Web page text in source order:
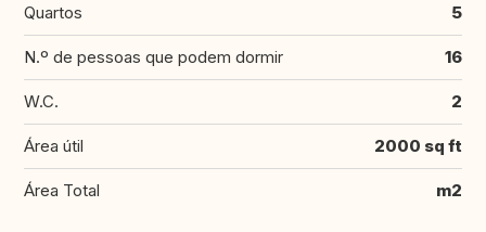
Quartos 5
N.º de pessoas que podem dormir 16
W.C. 2
Área útil 2000 sq ft
Área Total m2